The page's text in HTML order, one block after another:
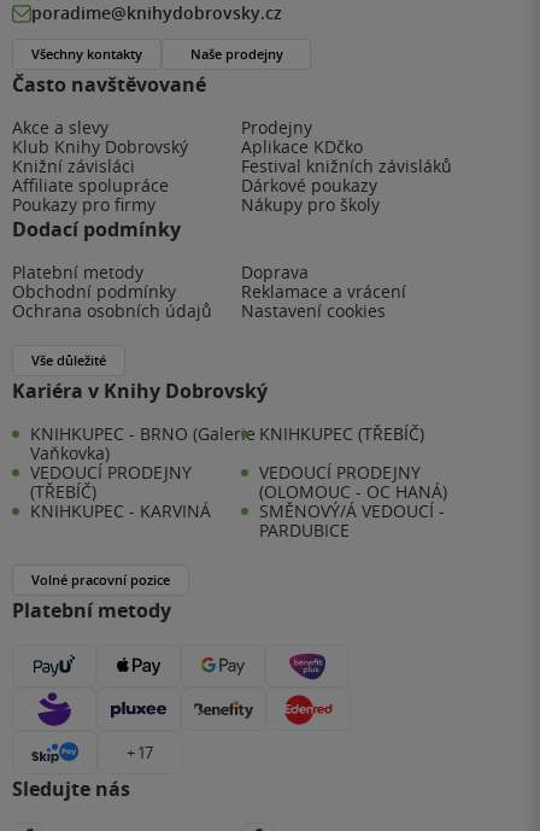
Často navštěvované
Akce a slevy
Prodejny
Klub Knihy Dobrovský
Aplikace KDčko
Knižní závisláci
Festival knižních závisláků
Affiliate spolupráce
Dárkové poukazy
Poukazy pro firmy
Nákupy pro školy
Dodací podmínky
Platební metody
Doprava
Obchodní podmínky
Reklamace a vrácení
Ochrana osobních údajů
Nastavení cookies
Vše důležité
Kariéra v Knihy Dobrovský
KNIHKUPEC - BRNO (Galerie
Vaňkovka)
KNIHKUPEC (TŘEBÍČ)
VEDOUCÍ PRODEJNY
(TŘEBÍČ)
VEDOUCÍ PRODEJNY
(OLOMOUC - OC HANÁ)
KNIHKUPEC - KARVINÁ
SMĚNOVÝ/Á VEDOUCÍ -
PARDUBICE
Volné pracovní pozice
Platební metody
+ 17
Sledujte nás
poradime@knihydobrovsky.cz
Všechny kontakty Naše prodejny